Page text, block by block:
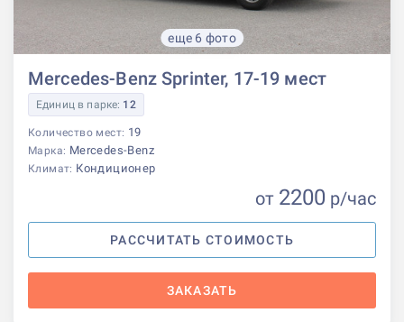
еще 6 фото
Mercedes-Benz Sprinter, 17-19 мест
Единиц в парке: 12
Количество мест: 19
Марка: Mercedes-Benz
Климат: Кондиционер
от 2200 р/час
РАССЧИТАТЬ СТОИМОСТЬ
ЗАКАЗАТЬ